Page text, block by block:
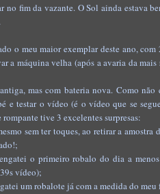
no fim da vazante. O Sol ainda estava
o meu maior exemplar deste ano,
a máquina velha (após a avaria da
mas com bateria nova. Como
e testar o vídeo (é o vídeo que se
rompante tive 3 excelentes surpresas:
sem ter toques, ao retirar a
o primeiro robalo do dia a
vídeo);
um robalote já com a medida do